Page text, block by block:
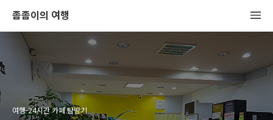
좀좀이의 여행
여행-24시간 카페 탐방기